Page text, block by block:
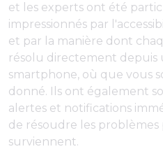
et les experts ont été
impressionnés par
et par la manière dont
résolu directement
smartphone, où que vous
donné. Ils ont également
alertes et notifications
de résoudre les problèmes
surviennent.